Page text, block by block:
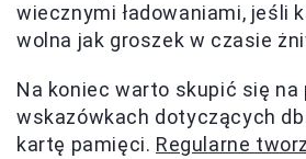
wiecznymi ładowaniami, jeśli
wolna jak groszek w czasie
Na koniec warto skupić się
wskazówkach dotyczących
kartę pamięci. Regularne